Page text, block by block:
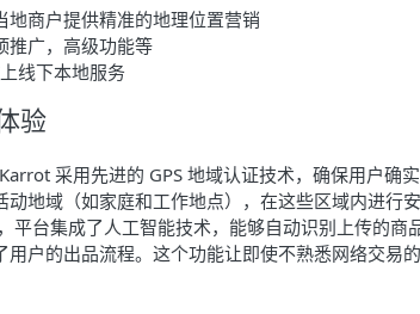
地商户提供精准的地理位置营销
推广，高级功能等
线下本地服务
验
采用先进的 GPS 地域认证技术，确保用户确
动地域（如家庭和工作地点），在这些区域内进行安
平台集成了人工智能技术，能够自动识别上传的商
户的出品流程。这个功能让即使不熟悉网络交易